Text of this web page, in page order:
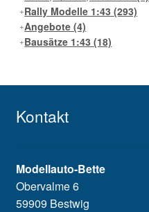
Rally Modelle 1:43(293)
Angebote(4)
Bausätze 1:43(18)
Kontakt
Modellauto-Bette
Obervalme 6
59909 Bestwig